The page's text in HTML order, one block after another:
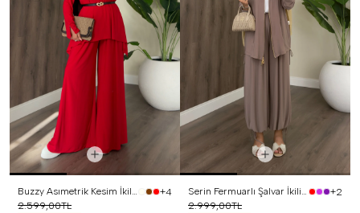
Buzzy Asımetrik Kesim İkili Takım Kırmızı
+4
2.599,00TL
Serin Fermuarlı Şalvar İkili Takım Vizon
+2
2.999,00TL